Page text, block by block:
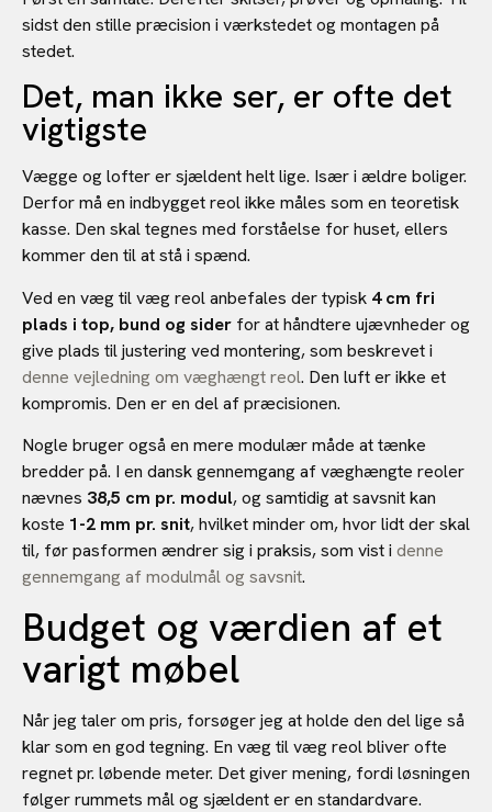
sidst den stille præcision i værkstedet og montagen på
stedet.
Det, man ikke ser, er ofte det
vigtigste
Vægge og lofter er sjældent helt lige. Især i ældre boliger.
Derfor må en indbygget reol ikke måles som en teoretisk
kasse. Den skal tegnes med forståelse for huset, ellers
kommer den til at stå i spænd.
Ved en væg til væg reol anbefales der typisk 4 cm fri
plads i top, bund og sider for at håndtere ujævnheder og
give plads til justering ved montering, som beskrevet i
denne vejledning om væghængt reol. Den luft er ikke et
kompromis. Den er en del af præcisionen.
Nogle bruger også en mere modulær måde at tænke
bredder på. I en dansk gennemgang af væghængte reoler
nævnes 38,5 cm pr. modul, og samtidig at savsnit kan
koste 1-2 mm pr. snit, hvilket minder om, hvor lidt der skal
til, før pasformen ændrer sig i praksis, som vist i denne
gennemgang af modulmål og savsnit.
Budget og værdien af et
varigt møbel
Når jeg taler om pris, forsøger jeg at holde den del lige så
klar som en god tegning. En væg til væg reol bliver ofte
regnet pr. løbende meter. Det giver mening, fordi løsningen
følger rummets mål og sjældent er en standardvare.